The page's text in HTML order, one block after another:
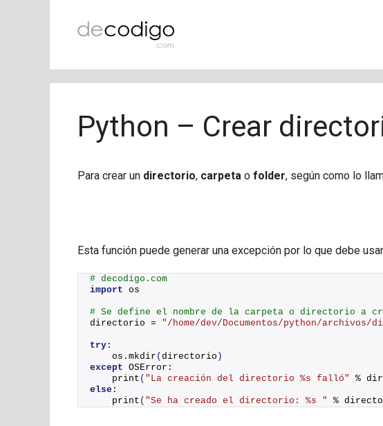
Python – Crear
Para crear un directorio, carpeta o folder, según como lo
Esta función puede generar una excepción por lo que debe
# decodigo.com
import os
# Se define el nombre de la carpeta o directorio a
directorio = "/home/dev/Documentos/python/archivos/
try :
    os.
mkdir ( directorio )
except OSError:
print ( "La creación del directorio %s falló" %
else :
print ( "Se ha creado el directorio: %s " %